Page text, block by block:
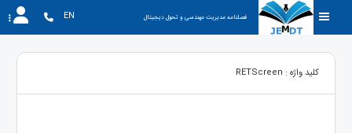
فصلنامه مدیریت مهندسی و تحول دیجیتال EN
کلید واژه : RETScreen